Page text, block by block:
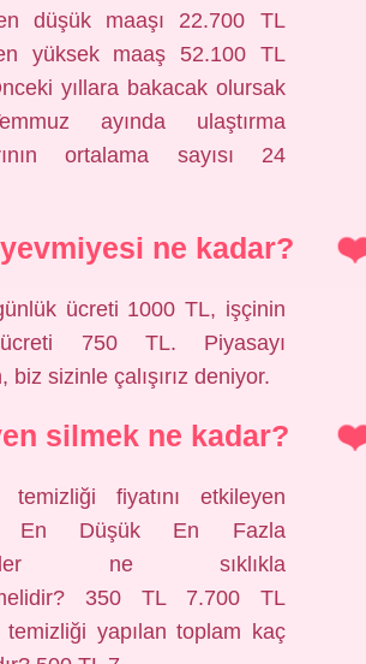
düşük maaşı 22.700 TL
yüksek maaş 52.100 TL
yıllara bakacak olursak
ayında ulaştırma
ortalama sayısı 24
ne kadar?
ücreti 1000 TL, işçinin
750 TL. Piyasayı
biz sizinle çalışırız deniyor.
silmek ne kadar?
temizliği fiyatını etkileyen
En Düşük En Fazla
ne sıklıkla
350 TL 7.700 TL
temizliği yapılan toplam kaç